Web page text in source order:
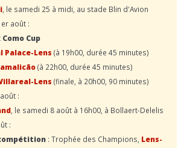
, le samedi 25 à midi, au stade Blin d'Avion
août :
Como Cup
Palace-Lens (à 19h00, durée 45 minutes)
(à 22h00, durée 45 minutes)
Lens (finale, à 20h00, 90 minutes)
:
, le samedi 8 août à 16h00, à Bollaert-Delelis
:
: Trophée des Champions, Lens-